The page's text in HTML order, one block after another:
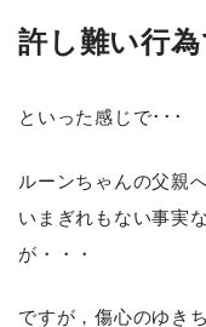
許し難い行為
といった感じで･･･
ルーンちゃんの父親
いまぎれもない事実
が・・・
ですが，傷心のゆき